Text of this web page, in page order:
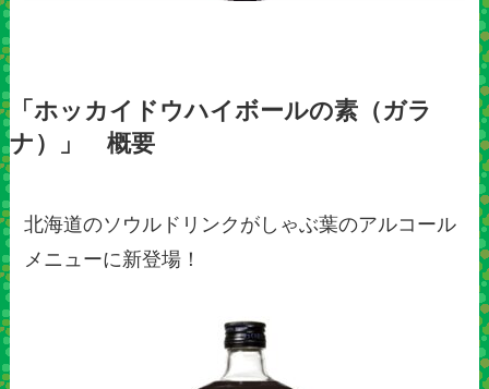
「ホッカイドウハイボールの素（ガラ
ナ）」 概要
北海道のソウルドリンクがしゃぶ葉のアルコール
メニューに新登場！